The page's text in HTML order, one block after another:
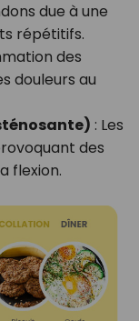
due à une
répétitifs.
des
douleurs au
: Les
des
flexion.